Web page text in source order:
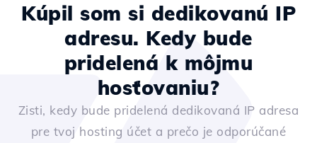
Kúpil som si dedikovanú IP
adresu. Kedy bude
pridelená k môjmu
hosťovaniu?
Zisti, kedy bude pridelená dedikovaná IP adresa
pre tvoj hosting účet a prečo je odporúčané